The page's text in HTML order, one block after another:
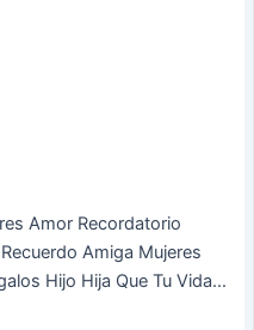
Amor Recordatorio
Amiga Mujeres
Hijo Hija Que Tu Vida...